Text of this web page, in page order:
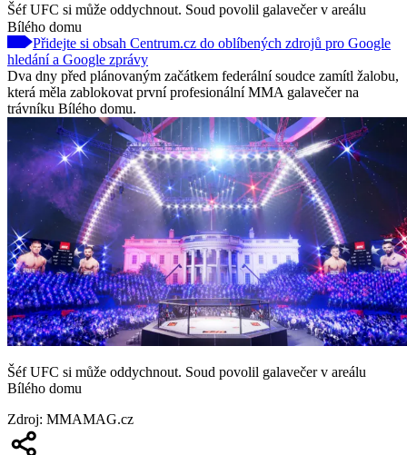
Šéf UFC si může oddychnout. Soud povolil galavečer v areálu
Bílého domu
Přidejte si obsah Centrum.cz do oblíbených zdrojů pro Google
hledání a Google zprávy
Dva dny před plánovaným začátkem federální soudce zamítl žalobu,
která měla zablokovat první profesionální MMA galavečer na
trávníku Bílého domu.
Šéf UFC si může oddychnout. Soud povolil galavečer v areálu
Bílého domu
Zdroj: MMAMAG.cz